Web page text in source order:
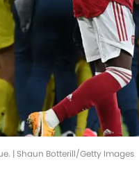
| Shaun Botterill/Getty Images